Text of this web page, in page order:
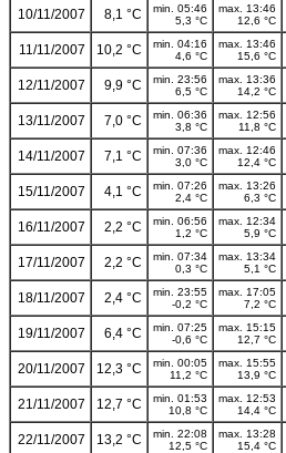
10/11/2007 8,1 °C
min. 05:46
5,3 °C
max. 13:46
12,6 °C
11/11/2007 10,2 °C
min. 04:16
4,6 °C
max. 13:46
15,6 °C
12/11/2007 9,9 °C
min. 23:56
6,5 °C
max. 13:36
14,2 °C
13/11/2007 7,0 °C
min. 06:36
3,8 °C
max. 12:56
11,8 °C
14/11/2007 7,1 °C
min. 07:36
3,0 °C
max. 12:46
12,4 °C
15/11/2007 4,1 °C
min. 07:26
2,4 °C
max. 13:26
6,3 °C
16/11/2007 2,2 °C
min. 06:56
1,2 °C
max. 12:34
5,9 °C
17/11/2007 2,2 °C
min. 07:34
0,3 °C
max. 13:34
5,1 °C
18/11/2007 2,4 °C
min. 23:55
-0,2 °C
max. 17:05
7,2 °C
19/11/2007 6,4 °C
min. 07:25
-0,6 °C
max. 15:15
12,7 °C
20/11/2007 12,3 °C
min. 00:05
11,2 °C
max. 15:55
13,9 °C
21/11/2007 12,7 °C
min. 01:53
10,8 °C
max. 12:53
14,4 °C
22/11/2007 13,2 °C
min. 22:08
12,5 °C
max. 13:28
15,4 °C